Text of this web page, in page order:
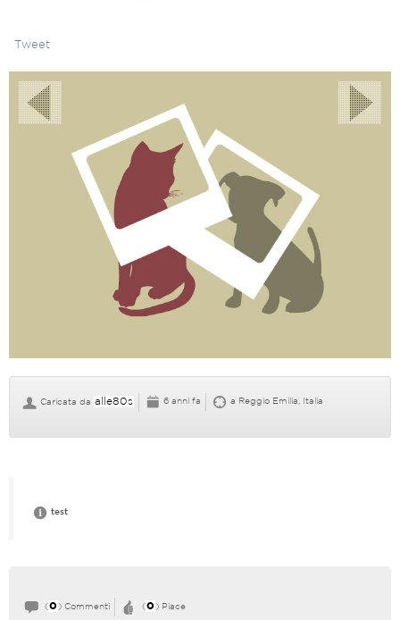
Tweet
Caricata da alle80s 6 anni fa a Reggio Emilia, Italia
test
( 0 ) Commenti ( 0 ) Piace